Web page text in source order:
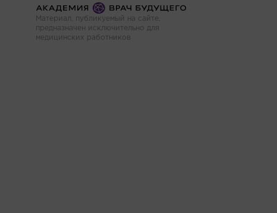
Материал, публикуемый на сайте,
предназначен исключительно для
медицинских работников